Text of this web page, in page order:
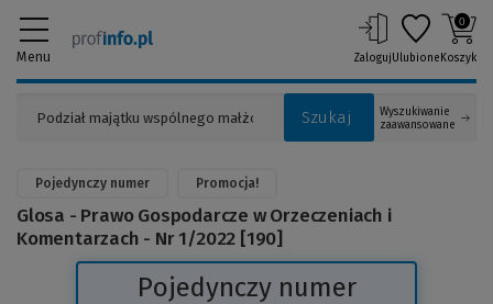
Menu
Szukaj
Wyszukiwanie
zaawansowane
ZalogujUlubione
0
Koszyk
Pojedynczy numer Promocja!
Glosa - Prawo Gospodarcze w Orzeczeniach i
Komentarzach - Nr 1/2022 [190]
Pojedynczy numer